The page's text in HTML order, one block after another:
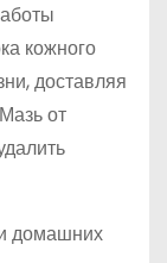
кожного
доставляя
от